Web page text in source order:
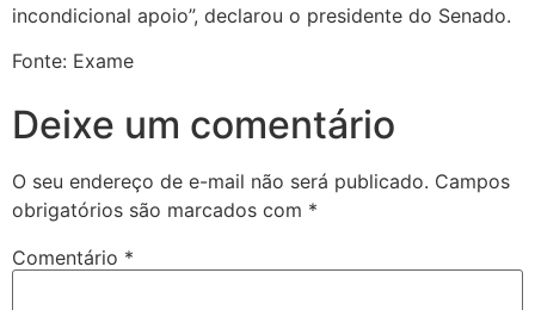
incondicional apoio”, declarou o presidente do Senado.
Fonte: Exame
Deixe um comentário
O seu endereço de e-mail não será publicado. Campos
obrigatórios são marcados com *
Comentário *